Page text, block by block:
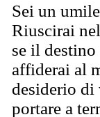
Sei un
Riuscirai
se il
affiderai al
desiderio di
portare a